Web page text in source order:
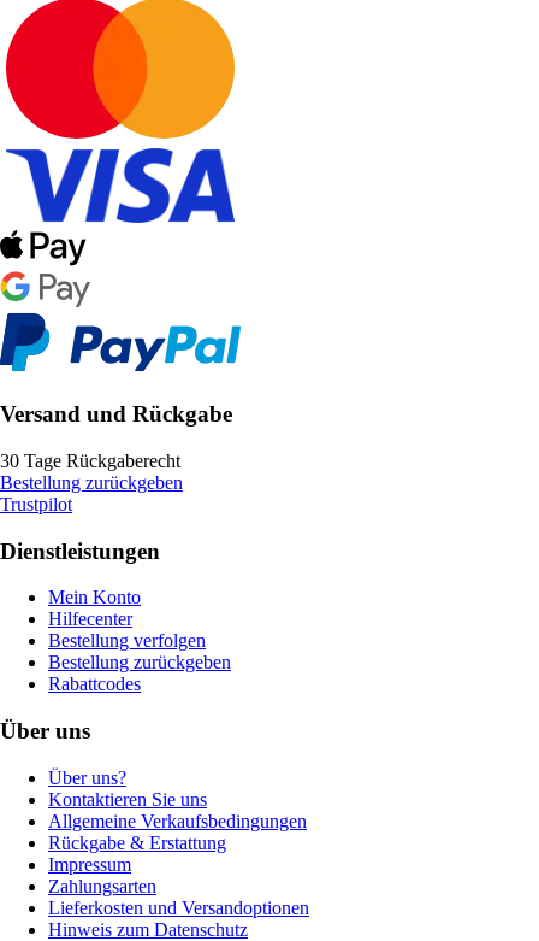
Versand und Rückgabe
30 Tage Rückgaberecht
Bestellung zurückgeben
Trustpilot
Dienstleistungen
Mein Konto
Hilfecenter
Bestellung verfolgen
Bestellung zurückgeben
Rabattcodes
Über uns
Über uns?
Kontaktieren Sie uns
Allgemeine Verkaufsbedingungen
Rückgabe & Erstattung
Impressum
Zahlungsarten
Lieferkosten und Versandoptionen
Hinweis zum Datenschutz